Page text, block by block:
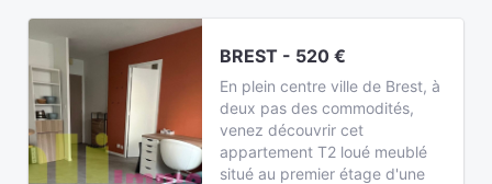
BREST - 520 €
En plein centre ville de Brest, à
deux pas des commodités,
venez découvrir cet
appartement T2 loué meublé
situé au premier étage d'une